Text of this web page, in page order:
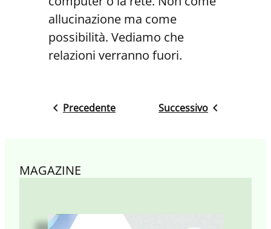
allucinazione ma come
possibilità. Vediamo che
relazioni verranno fuori.
Precedente Successivo
MAGAZINE